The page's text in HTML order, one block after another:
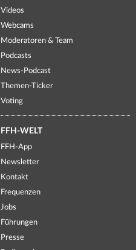
Videos
Webcams
Moderatoren & Team
Podcasts
News-Podcast
Themen-Ticker
Voting
FFH-WELT
FFH-App
Newsletter
Kontakt
Frequenzen
Jobs
Führungen
Presse